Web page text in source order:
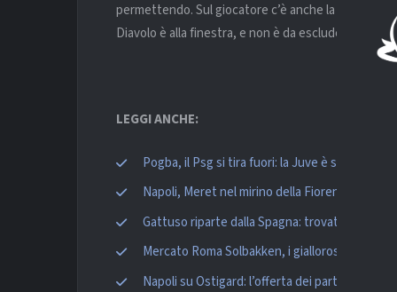
permettendo. Sul giocatore c’è anche la
,
Diavolo è alla finestra, e non è da escludere che
LEGGI ANCHE:
Pogba, il Psg si tira fuori: la Juve è sempre più
Napoli, Meret nel mirino della Fiorentina.
Gattuso riparte dalla Spagna: trovato l’accordo
Mercato Roma Solbakken, i giallorossi ci
Napoli su Ostigard: l’offerta dei partenopei al